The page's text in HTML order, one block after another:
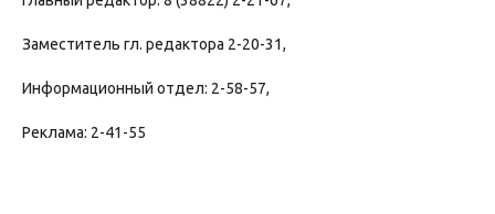
Заместитель гл. редактора 2-20-31,
Информационный отдел: 2-58-57,
Реклама: 2-41-55